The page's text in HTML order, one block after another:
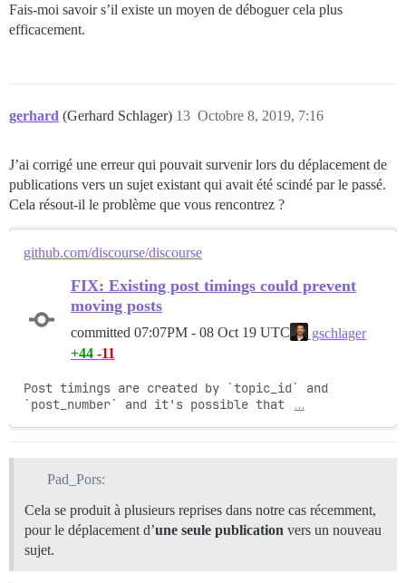
Fais-moi savoir s’il existe un moyen de déboguer cela plus
efficacement.
gerhard (Gerhard Schlager) Octobre 8, 2019, 7:16
13
J’ai corrigé une erreur qui pouvait survenir lors du déplacement de
publications vers un sujet existant qui avait été scindé par le passé.
Cela résout-il le problème que vous rencontrez ?
github.com/discourse/discourse
FIX: Existing post timings could prevent
moving posts
committed 07:07PM - 08 Oct 19 UTC
gschlager
+44 -11
Post timings are created by `topic_id` and
`post_number` and it's possible that
…
Pad_Pors:
Cela se produit à plusieurs reprises dans notre cas récemment,
pour le déplacement d’une seule publication vers un nouveau
sujet.